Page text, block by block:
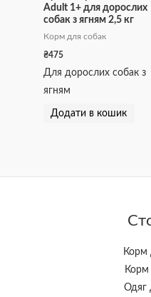
Adult 1+ для дорослих
собак з ягням 2,5 кг
Корм для собак
₴475
Для дорослих собак з
ягням
Додати в кошик
Корм
Корм
Одяг